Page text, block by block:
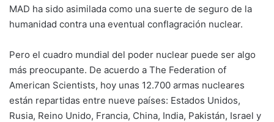
MAD ha sido asimilada como una suerte de seguro de la
humanidad contra una eventual conflagración nuclear.
Pero el cuadro mundial del poder nuclear puede ser algo
más preocupante. De acuerdo a The Federation of
American Scientists, hoy unas 12.700 armas nucleares
están repartidas entre nueve países: Estados Unidos,
Rusia, Reino Unido, Francia, China, India, Pakistán, Israel y